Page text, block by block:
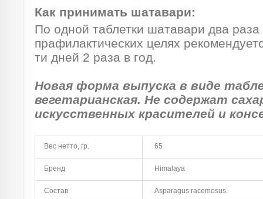
Как принимать шатавари:
По одной таблетки шатавари два
прафилактических целях
ти дней 2 раза в год.
Новая форма выпуска в виде
вегетарианская. Не содержат
искусственных красителей и
Вес нетто, гр. 65
Бренд Himalaya
Состав Asparagus racemosus.